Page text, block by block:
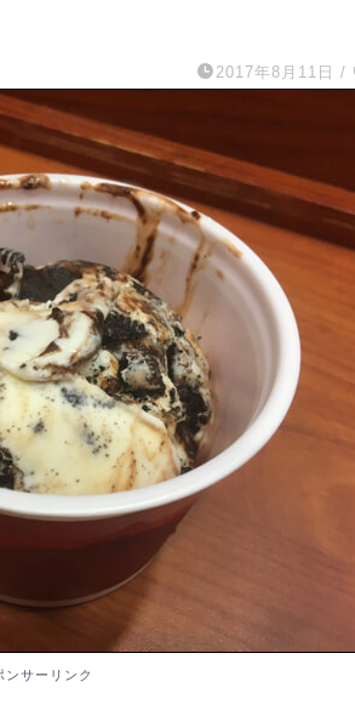
2017年8月11日 /
ンサーリンク